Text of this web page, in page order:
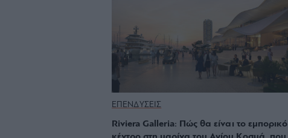
ΕΠΕΝΔΥΣΕΙΣ
Riviera Galleria: Πώς θα είναι τo εμπορικό